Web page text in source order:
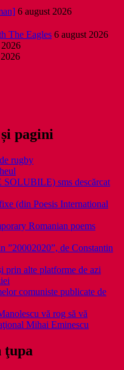
6 august 2026
The Eagles 6 august 2026
pagini
rugby
sms descărcat
(din Poesis International
Romanian poems
”20002020”, de Constantin
prin alte platforme de azi
comuniste publicate de
vă rog să vă
Mihai Eminescu
ţupa